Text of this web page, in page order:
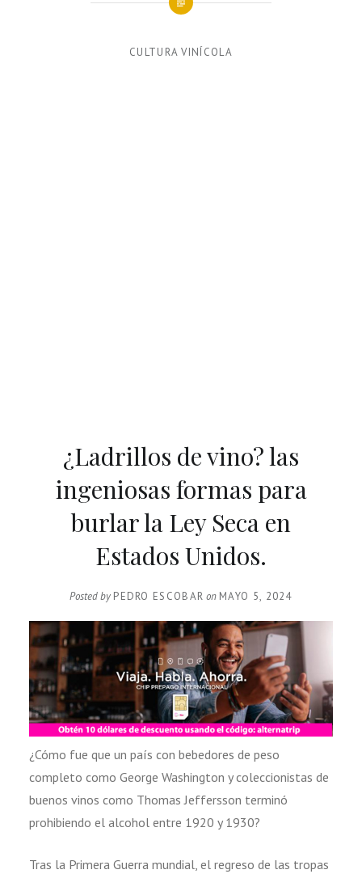
CULTURA VINÍCOLA
¿Ladrillos de vino? las
ingeniosas formas para
burlar la Ley Seca en
Estados Unidos.
Posted by PEDRO ESCOBAR on MAYO 5, 2024
¿Cómo fue que un país con bebedores de peso
completo como George Washington y coleccionistas de
buenos vinos como Thomas Jeffersson terminó
prohibiendo el alcohol entre 1920 y 1930?
Tras la Primera Guerra mundial, el regreso de las tropas